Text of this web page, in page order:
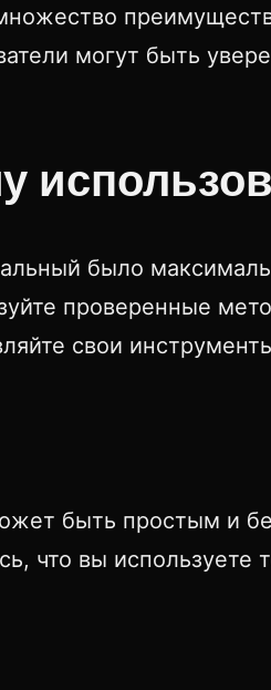
могут быть
было
проверенные
свои
быть простым и
что вы